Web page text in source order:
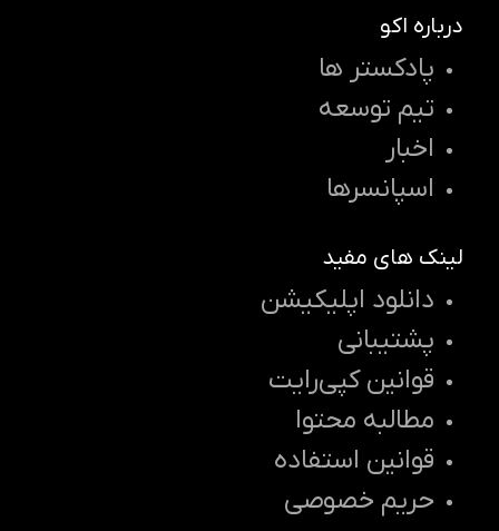
درباره اکو
پادکستر ها
تیم توسعه
اخبار
اسپانسرها
لینک های مفید
دانلود اپلیکیشن
پشتیبانی
قوانین کپی‌رایت
مطالبه محتوا
قوانین استفاده
حریم خصوصی